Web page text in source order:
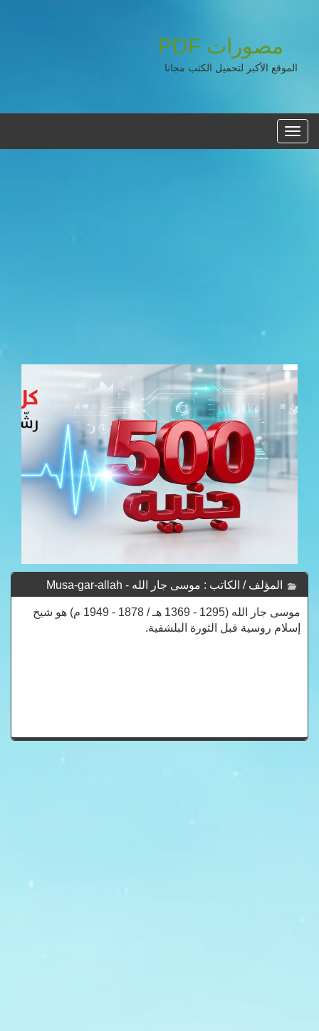
مصورات PDF
الموقع الأكبر لتحميل الكتب مجانا
القائمه
الرئيسية
المؤلف / الكاتب : موسى جار الله - Musa-gar-allah
موسى جار الله (1295 - 1369 هـ / 1878 - 1949 م) هو شيخ
إسلام روسية قبل الثورة البلشفية.